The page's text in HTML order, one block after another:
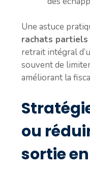
Une astuce
rachats partiels
retrait intégral
souvent de
améliorant la
ou
sortie